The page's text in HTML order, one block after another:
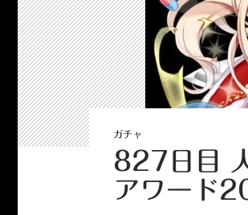
ガチャ
827日目
アワード